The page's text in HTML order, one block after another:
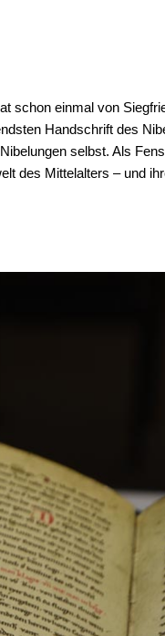
schon einmal von
Handschrift des
selbst. Als
des Mittelalters – und